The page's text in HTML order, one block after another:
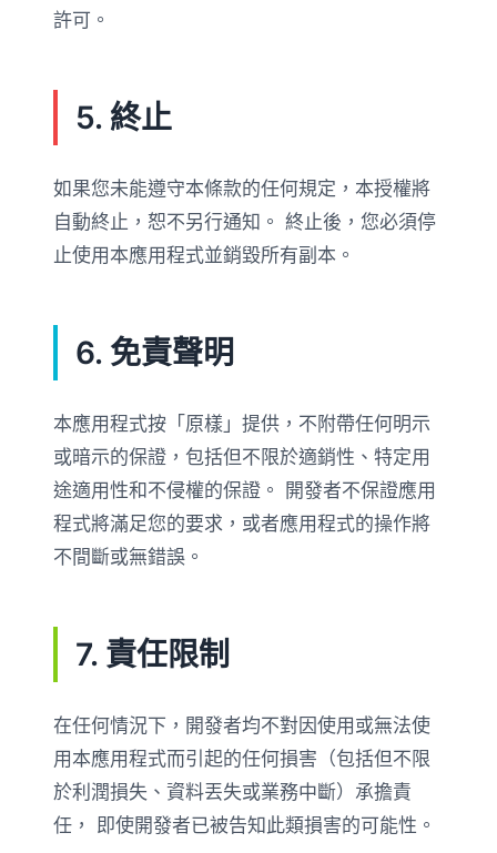
許可。
5. 終止
如果您未能遵守本條款的任何規定，本授權將
自動終止，恕不另行通知。 終止後，您必須停
止使用本應用程式並銷毀所有副本。
6. 免責聲明
本應用程式按「原樣」提供，不附帶任何明示
或暗示的保證，包括但不限於適銷性、特定用
途適用性和不侵權的保證。 開發者不保證應用
程式將滿足您的要求，或者應用程式的操作將
不間斷或無錯誤。
7. 責任限制
在任何情況下，開發者均不對因使用或無法使
用本應用程式而引起的任何損害（包括但不限
於利潤損失、資料丟失或業務中斷）承擔責
任， 即使開發者已被告知此類損害的可能性。